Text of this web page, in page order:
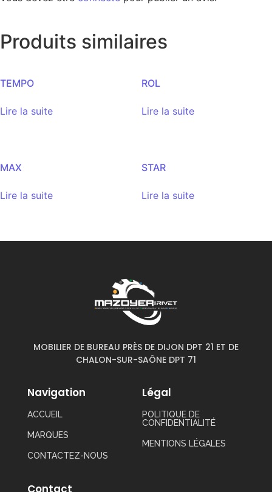
Produits similaires
TEMPO
Lire la suite
ROL
Lire la suite
MAX
Lire la suite
STAR
Lire la suite
MOBILIER DE BUREAU PRÈS DE DIJON DPT 21 ET DE
CHALON-SUR-SAÔNE DPT 71
Navigation
ACCUEIL
MARQUES
CONTACTEZ-NOUS
Légal
POLITIQUE DE
CONFIDENTIALITÉ
MENTIONS LÉGALES
Contact